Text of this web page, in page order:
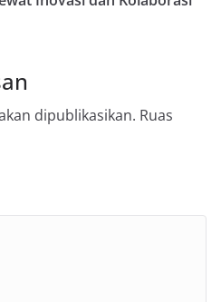
dipublikasikan. Ruas